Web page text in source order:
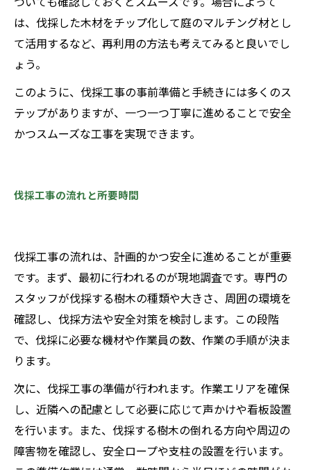
は、伐採した木材をチップ化して庭のマルチング材とし
て活用するなど、再利用の方法も考えてみると良いでし
ょう。
このように、伐採工事の事前準備と手続きには多くのス
テップがありますが、一つ一つ丁寧に進めることで安全
かつスムーズな工事を実現できます。
伐採工事の流れと所要時間
伐採工事の流れは、計画的かつ安全に進めることが重要
です。まず、最初に行われるのが現地調査です。専門の
スタッフが伐採する樹木の種類や大きさ、周囲の環境を
確認し、伐採方法や安全対策を検討します。この段階
で、伐採に必要な機材や作業員の数、作業の手順が決ま
ります。
次に、伐採工事の準備が行われます。作業エリアを確保
し、近隣への配慮として必要に応じて声かけや看板設置
を行います。また、伐採する樹木の倒れる方向や周辺の
障害物を確認し、安全ロープや支柱の設置を行います。